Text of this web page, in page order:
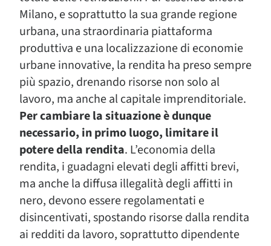
Milano, e soprattutto la sua grande regione
urbana, una straordinaria piattaforma
produttiva e una localizzazione di economie
urbane innovative, la rendita ha preso sempre
più spazio, drenando risorse non solo al
lavoro, ma anche al capitale imprenditoriale.
Per cambiare la situazione è dunque
necessario, in primo luogo, limitare il
potere della rendita. L’economia della
rendita, i guadagni elevati degli affitti brevi,
ma anche la diffusa illegalità degli affitti in
nero, devono essere regolamentati e
disincentivati, spostando risorse dalla rendita
ai redditi da lavoro, soprattutto dipendente